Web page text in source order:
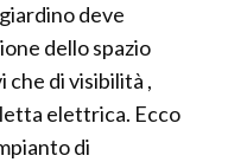
deve
dello spazio
che di visibilità ,
elettrica. Ecco
di